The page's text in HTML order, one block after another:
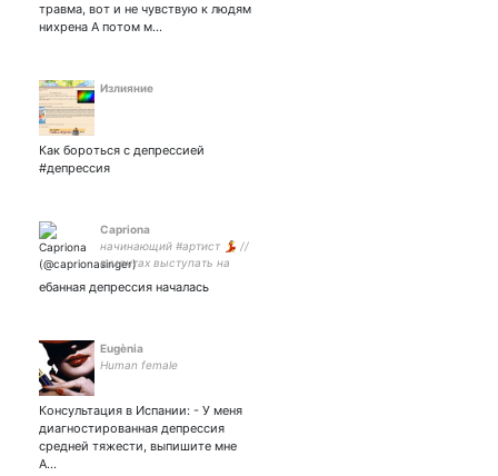
травма, вот и не чувствую к людям
нихрена А потом м…
Излияние
Как бороться с депрессией
#депрессия
Capriona
начинающий #артист 💃 //
в мечтах выступать на
песнями 🎶 //21 y.o.
ебанная депрессия началась
Eugènia
Human female
Консультация в Испании: - У меня
диагностированная депрессия
средней тяжести, выпишите мне
А…